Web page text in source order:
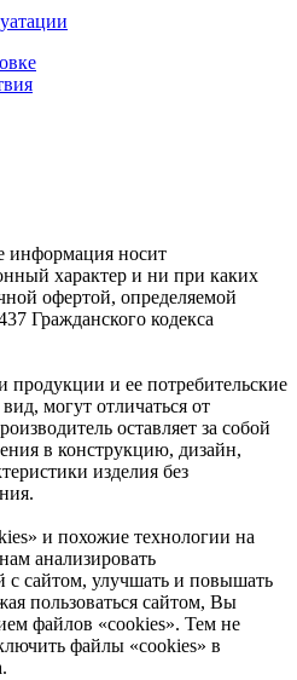
информация носит
характер и ни при каких
офертой, определяемой
Гражданского кодекса
продукции и ее потребительские
могут отличаться от
оставляет за собой
в конструкцию, дизайн,
изделия без
и похожие технологии на
анализировать
с сайтом, улучшать и повышать
пользоваться сайтом, Вы
файлов «cookies». Тем не
файлы «cookies» в